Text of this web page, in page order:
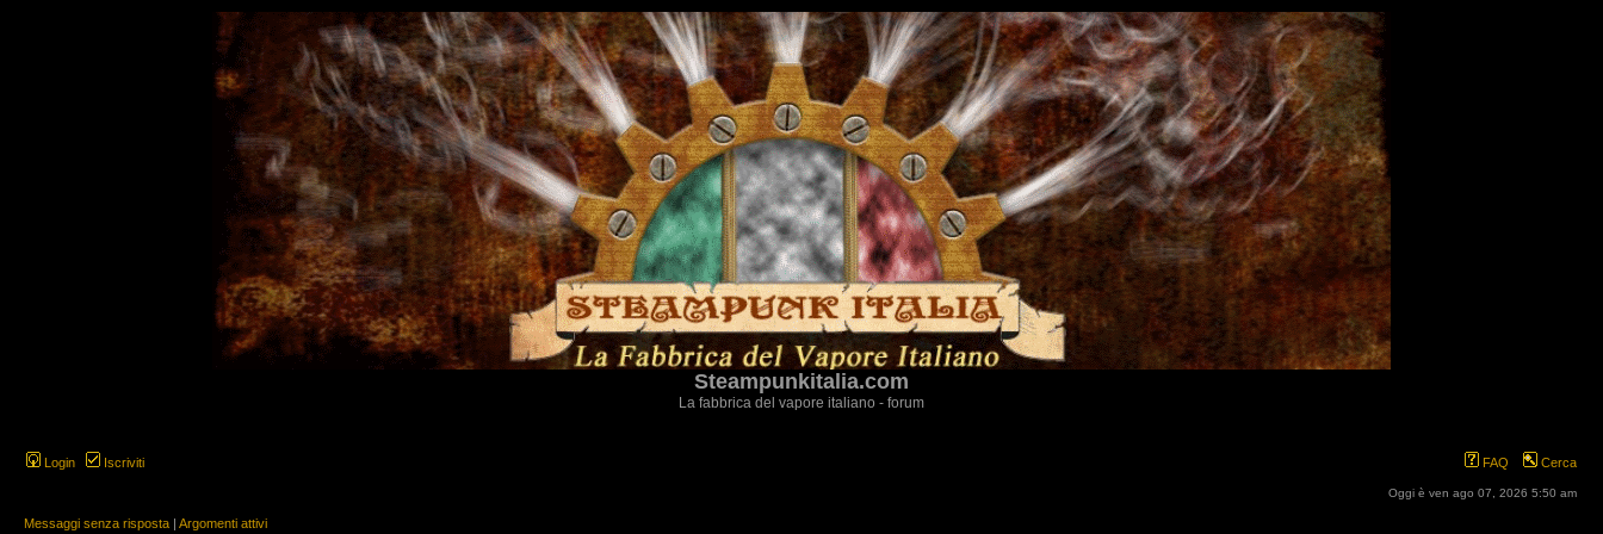
Steampunkitalia.com
La fabbrica del vapore italiano - forum
Login Iscriviti FAQ Cerca
Oggi è ven ago 07, 2026 5:50 am
Messaggi senza risposta | Argomenti attivi